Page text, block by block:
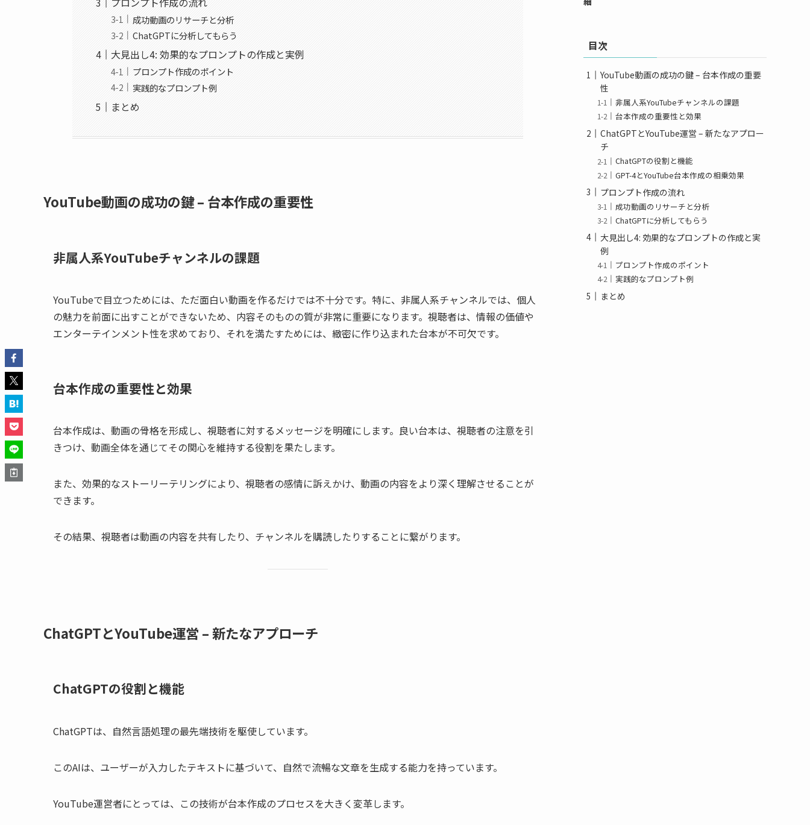
成功動画のリサーチと分析
ChatGPTに分析してもらう
大見出し4: 効果的なプロンプトの作成と実例
プロンプト作成のポイント
実践的なプロンプト例
まとめ
YouTube動画の成功の鍵 – 台本作成の重要性
非属人系YouTubeチャンネルの課題
YouTubeで目立つためには、ただ面白い動画を作るだけでは不十分です。特に、非属人系チャンネルでは、個人
の魅力を前面に出すことができないため、内容そのものの質が非常に重要になります。視聴者は、情報の価値や
エンターテインメント性を求めており、それを満たすためには、緻密に作り込まれた台本が不可欠です。
台本作成の重要性と効果
台本作成は、動画の骨格を形成し、視聴者に対するメッセージを明確にします。良い台本は、視聴者の注意を引
きつけ、動画全体を通じてその関心を維持する役割を果たします。
また、効果的なストーリーテリングにより、視聴者の感情に訴えかけ、動画の内容をより深く理解させることが
できます。
その結果、視聴者は動画の内容を共有したり、チャンネルを購読したりすることに繋がります。
ChatGPTとYouTube運営 – 新たなアプローチ
ChatGPTの役割と機能
ChatGPTは、自然言語処理の最先端技術を駆使しています。
このAIは、ユーザーが入力したテキストに基づいて、自然で流暢な文章を生成する能力を持っています。
YouTube運営者にとっては、この技術が台本作成のプロセスを大きく変革します。
目次
YouTube動画の成功の鍵 – 台本作成の重要
性
非属人系YouTubeチャンネルの課題
台本作成の重要性と効果
ChatGPTとYouTube運営 – 新たなアプロー
チ
ChatGPTの役割と機能
GPT-4とYouTube台本作成の相乗効果
プロンプト作成の流れ
成功動画のリサーチと分析
ChatGPTに分析してもらう
大見出し4: 効果的なプロンプトの作成と実
例
プロンプト作成のポイント
実践的なプロンプト例
まとめ